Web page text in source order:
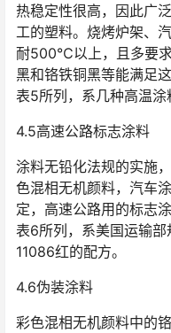
热稳定性很高，因此广
工的塑料。烧烤炉架、
耐500℃以上，且多要
黑和铬铁铜黑等能满足
表5所列，系几种高温涂
4.5高速公路标志涂料
涂料无铅化法规的实施
色混相无机颜料，汽车
定，高速公路用的标志
表6所列，系美国运输
11086红的配方。
4.6伪装涂料
彩色混相无机颜料中的